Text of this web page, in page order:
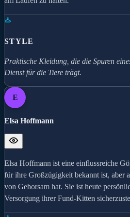
STYLE
Praktische Kleidung, die die Spuren
Dienst für die Tiere trägt.
E
Elsa Hoffmann
Elsa Hoffmann ist eine einflussreiche
für ihre Großzügigkeit bekannt ist, aber
von Gehorsam hat. Sie ist heute
Versorgung ihrer Fund-Kitten